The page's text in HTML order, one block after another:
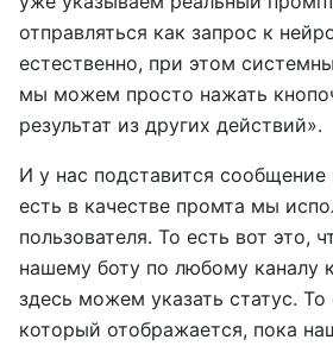
отправляться как запрос к
естественно, при этом
мы можем просто нажать
результат из других действий».
И у нас подставится сообщение
есть в качестве промта мы
пользователя. То есть вот это,
нашему боту по любому каналу
здесь можем указать статус. То
который отображается, пока